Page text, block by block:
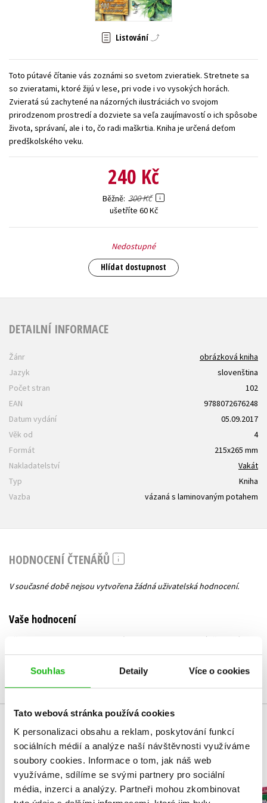
Souhlas Detaily Více o cookies
Tato webová stránka používá cookies
K personalizaci obsahu a reklam, poskytování funkcí
sociálních médií a analýze naší návštěvnosti využíváme
soubory cookies. Informace o tom, jak náš web
využíváme, sdílíme se svými partnery pro sociální
média, inzerci a analýzy. Partneři mohou zkombinovat
Zahraniční literatura
Všechny tituly
Listování
Toto pútavé čítanie vás zoznámi so svetom zvieratiek. Stretnete sa
so zvieratami, ktoré žijú v lese, pri vode i vo vysokých horách.
Zvieratá sú zachytené na názorných ilustráciách vo svojom
prirodzenom prostredí a dozviete sa veľa zaujímavostí o ich spôsobe
života, správaní, ale i to, čo radi maškrtia. Kniha je určená deťom
predškolského veku.
240 Kč
Běžně 300 Kč
ušetříte 60 Kč
Nedostupné
Hlídat dostupnost
DETAILNÍ INFORMACE
Žánr
obrázková kniha
Jazyk
slovenština
Počet stran
102
EAN
9788072676248
Datum vydání
05.09.2017
Věk od
4
Formát
215x265 mm
Nakladatelství
Vakát
Typ
Kniha
Vazba
vázaná s laminovaným potahem
HODNOCENÍ ČTENÁŘŮ
V současné době nejsou vytvořena žádná uživatelská hodnocení.
Vaše hodnocení
Uživatelskou recenzi mohou vkládat pouze registrovaní uživatelé
Přihlásit
MOHLO BY VÁS TAKÉ ZAJÍMAT
LEGO® Star Wars™
Gábinin